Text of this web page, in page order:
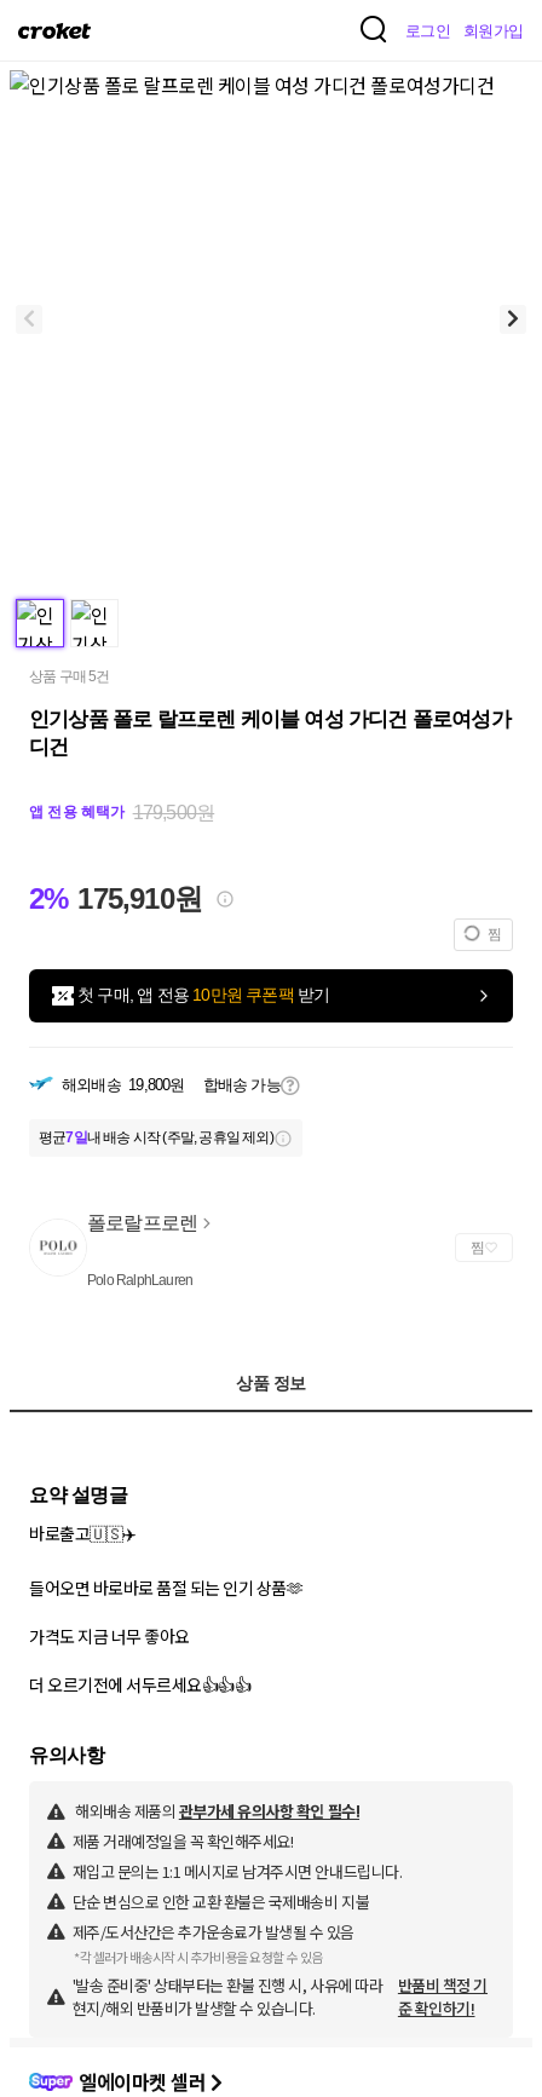
크
켓
로그인 회원가입
상품 구매 5건
인기상품 폴로 랄프로렌 케이블 여성 가디건 폴로여성가
디건
앱 전용 혜택가 179,500원
2% 175,910원
찜
첫 구매, 앱 전용 10만원 쿠폰팩 받기
해외배송 19,800원 합배송 가능
평균7일내 배송 시작 (주말, 공휴일 제외)
폴로랄프로렌
Polo RalphLauren
찜
상품 정보
요약 설명글
바로출고🇺🇸✈️
들어오면 바로바로 품절 되는 인기 상품🫶
가격도 지금 너무 좋아요
더 오르기전에 서두르세요👍👍👍
유의사항
해외배송 제품의 관부가세 유의사항 확인 필수!
제품 거래예정일을 꼭 확인해주세요!
재입고 문의는 1:1 메시지로 남겨주시면 안내드립니다.
단순 변심으로 인한 교환 환불은 국제배송비 지불
제주/도서산간은 추가운송료가 발생될 수 있음
*각 셀러가 배송시작 시 추가비용을 요청할 수 있음
'발송 준비중' 상태부터는 환불 진행 시, 사유에 따라
현지/해외 반품비가 발생할 수 있습니다.
반품비 책정 기
준 확인하기!
엘에이마켓 셀러